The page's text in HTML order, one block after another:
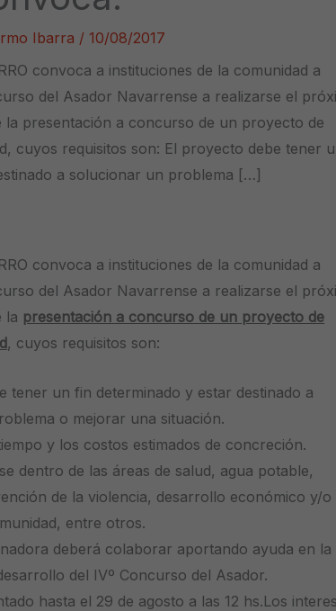
Ibarra /10/08/2017
convoca a instituciones de la comunidad a
del Asador Navarrense a realizarse el
la presentación a concurso de un proyecto de
cuyos requisitos son: El proyecto debe tener
a solucionar un problema […]
convoca a instituciones de la comunidad a
del Asador Navarrense a realizarse el
la presentación a concurso de un proyecto de
, cuyos requisitos son:
tener un fin determinado y estar destinado a
o mejorar una situación.
y los costos estimados de concreción.
dentro de las áreas de salud, agua potable,
de la violencia, desarrollo económico y/o
entre otros.
deberá colaborar aportando ayuda en la
del IVº Concurso del Asador.
hasta el 29 de agosto a las 12 hs.Los